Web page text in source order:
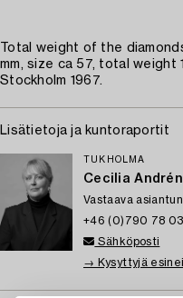
Total weight of the
mm, size ca 57, total weight
Stockholm 1967.
Lisätietoja ja kuntoraportit
TUKHOLMA
Cecilia Andrén
Vastaava
+46 (0)790 78
Sähköposti
→ Kysyttyjä